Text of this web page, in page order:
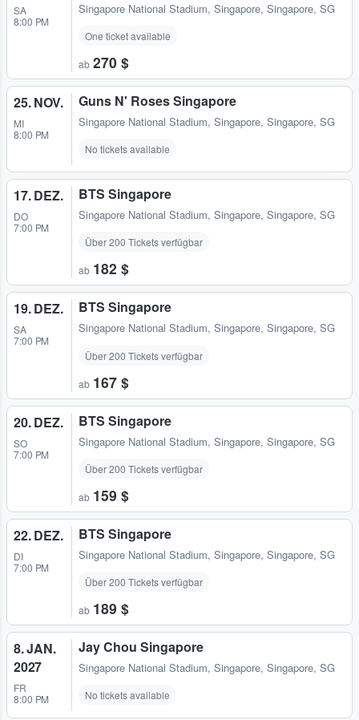
SA
8:00 PM
Singapore National Stadium, Singapore, Singapore, SG
One ticket available
ab 270 $
25. NOV.
MI
8:00 PM
Guns N' Roses Singapore
Singapore National Stadium, Singapore, Singapore, SG
No tickets available
17. DEZ.
DO
7:00 PM
BTS Singapore
Singapore National Stadium, Singapore, Singapore, SG
Über 200 Tickets verfügbar
ab 182 $
19. DEZ.
SA
7:00 PM
BTS Singapore
Singapore National Stadium, Singapore, Singapore, SG
Über 200 Tickets verfügbar
ab 167 $
20. DEZ.
SO
7:00 PM
BTS Singapore
Singapore National Stadium, Singapore, Singapore, SG
Über 200 Tickets verfügbar
ab 159 $
22. DEZ.
DI
7:00 PM
BTS Singapore
Singapore National Stadium, Singapore, Singapore, SG
Über 200 Tickets verfügbar
ab 189 $
8. JAN.
2027
FR
8:00 PM
Jay Chou Singapore
Singapore National Stadium, Singapore, Singapore, SG
No tickets available